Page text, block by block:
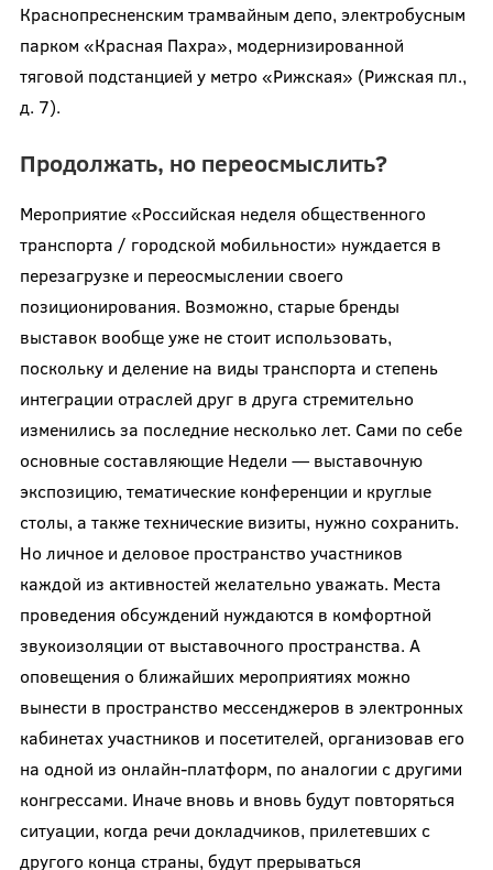
Краснопресненским трамвайным депо, электробусным
парком «Красная Пахра», модернизированной
тяговой подстанцией у метро «Рижская» (Рижская пл.,
д. 7).
Продолжать, но переосмыслить?
Мероприятие «Российская неделя общественного
транспорта / городской мобильности» нуждается в
перезагрузке и переосмыслении своего
позиционирования. Возможно, старые бренды
выставок вообще уже не стоит использовать,
поскольку и деление на виды транспорта и степень
интеграции отраслей друг в друга стремительно
изменились за последние несколько лет. Сами по себе
основные составляющие Недели — выставочную
экспозицию, тематические конференции и круглые
столы, а также технические визиты, нужно сохранить.
Но личное и деловое пространство участников
каждой из активностей желательно уважать. Места
проведения обсуждений нуждаются в комфортной
звукоизоляции от выставочного пространства. А
оповещения о ближайших мероприятиях можно
вынести в пространство мессенджеров в электронных
кабинетах участников и посетителей, организовав его
на одной из онлайн-платформ, по аналогии с другими
конгрессами. Иначе вновь и вновь будут повторяться
ситуации, когда речи докладчиков, прилетевших с
другого конца страны, будут прерываться